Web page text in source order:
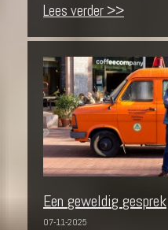
Lees verder >>
Een geweldig gesprek
07-11-2025